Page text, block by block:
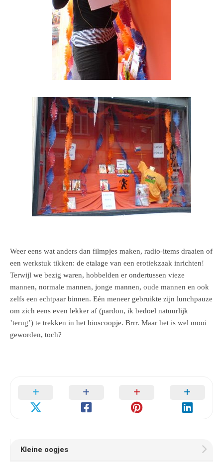
Weer eens wat anders dan filmpjes maken, radio-items draaien of
een werkstuk tikken: de etalage van een erotiekzaak inrichten!
Terwijl we bezig waren, hobbelden er ondertussen vieze
mannen, normale mannen, jonge mannen, oude mannen en ook
zelfs een echtpaar binnen. Eén meneer gebruikte zijn lunchpauze
om zich eens even lekker af (pardon, ik bedoel natuurlijk
’terug’) te trekken in het bioscoopje. Brrr. Maar het is wel mooi
geworden, toch?
Kleine oogjes